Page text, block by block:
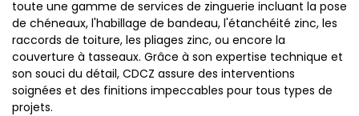
toute une gamme de services de zinguerie incluant la pose
de chéneaux, l'habillage de bandeau, l'étanchéité zinc, les
raccords de toiture, les pliages zinc, ou encore la
couverture à tasseaux. Grâce à son expertise technique et
son souci du détail, CDCZ assure des interventions
soignées et des finitions impeccables pour tous types de
projets.